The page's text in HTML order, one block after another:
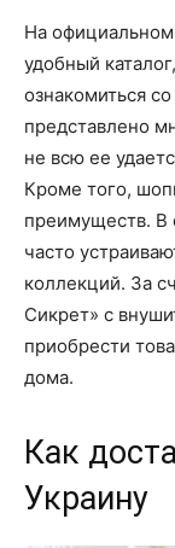
На официальном
удобный
ознакомиться
представлено
не всю ее
Кроме того,
преимуществ. В
часто
коллекций. За
Сикрет» с
приобрести
дома.
Как
Украину